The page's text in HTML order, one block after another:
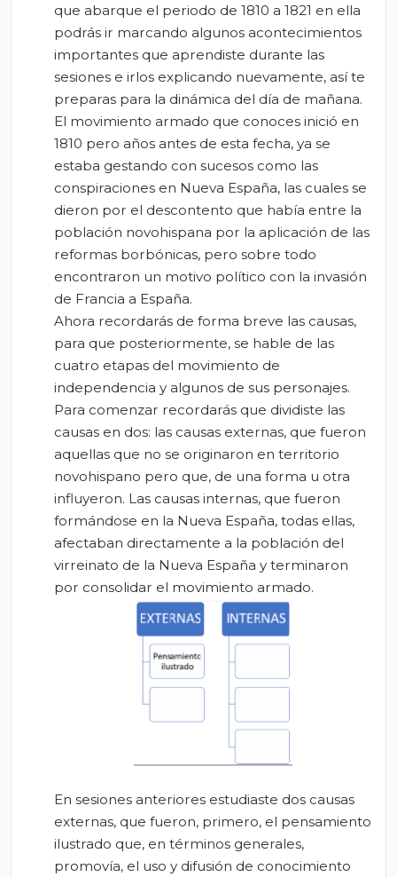
que abarque el periodo de 1810 a 1821 en ella
podrás ir marcando algunos acontecimientos
importantes que aprendiste durante las
sesiones e irlos explicando nuevamente, así te
preparas para la dinámica del día de mañana.
El movimiento armado que conoces inició en
1810 pero años antes de esta fecha, ya se
estaba gestando con sucesos como las
conspiraciones en Nueva España, las cuales se
dieron por el descontento que había entre la
población novohispana por la aplicación de las
reformas borbónicas, pero sobre todo
encontraron un motivo político con la invasión
de Francia a España.
Ahora recordarás de forma breve las causas,
para que posteriormente, se hable de las
cuatro etapas del movimiento de
independencia y algunos de sus personajes.
Para comenzar recordarás que dividiste las
causas en dos: las causas externas, que fueron
aquellas que no se originaron en territorio
novohispano pero que, de una forma u otra
influyeron. Las causas internas, que fueron
formándose en la Nueva España, todas ellas,
afectaban directamente a la población del
virreinato de la Nueva España y terminaron
por consolidar el movimiento armado.
En sesiones anteriores estudiaste dos causas
externas, que fueron, primero, el pensamiento
ilustrado que, en términos generales,
promovía, el uso y difusión de conocimiento